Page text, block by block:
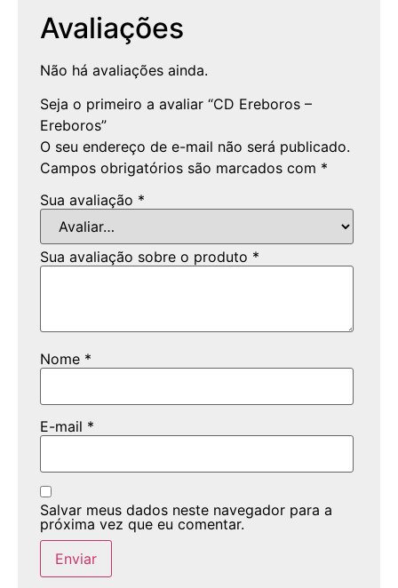
Avaliações
Não há avaliações ainda.
Seja o primeiro a avaliar “CD Ereboros –
Ereboros”
O seu endereço de e-mail não será publicado.
Campos obrigatórios são marcados com *
Sua avaliação *
Sua avaliação sobre o produto *
Nome *
E-mail *
Salvar meus dados neste navegador para a
próxima vez que eu comentar.